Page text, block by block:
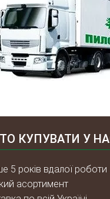
КУПУВАТИ У
5 років вдалої роботи
асортимент